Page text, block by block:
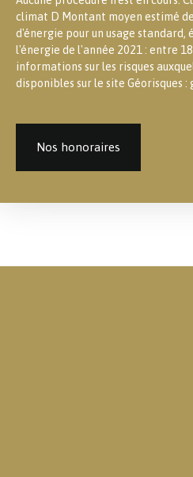
climat D Montant moyen estimé
d'énergie pour un usage
l'énergie de l'année 2021 : entre
informations sur les risques
disponibles sur le site Géorisques :
Nos honoraires